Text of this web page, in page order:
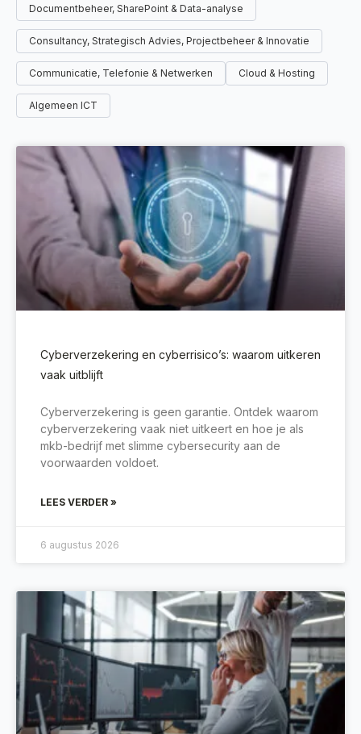
Documentbeheer, SharePoint & Data-analyse
Consultancy, Strategisch Advies, Projectbeheer & Innovatie
Communicatie, Telefonie & Netwerken Cloud & Hosting
Algemeen ICT
Cyberverzekering en cyberrisico’s: waarom uitkeren
vaak uitblijft
Cyberverzekering is geen garantie. Ontdek waarom
cyberverzekering vaak niet uitkeert en hoe je als
mkb-bedrijf met slimme cybersecurity aan de
voorwaarden voldoet.
LEES VERDER »
6 augustus 2026